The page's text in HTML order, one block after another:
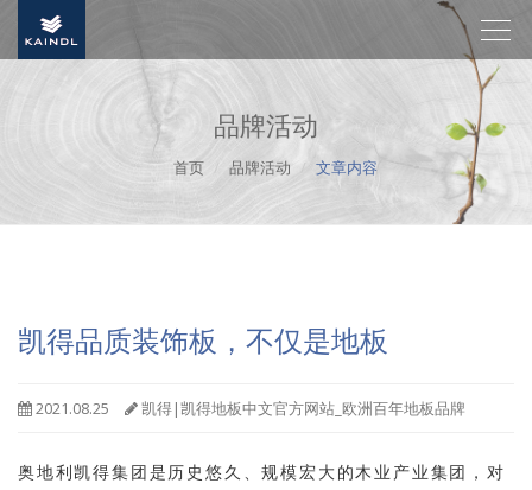
品牌活动
首页 品牌活动 文章内容
凯得品质装饰板，不仅是地板
2021.08.25 凯得|凯得地板中文官方网站_欧洲百年地板品牌
奥地利凯得集团是历史悠久、规模宏大的木业产业集团，对